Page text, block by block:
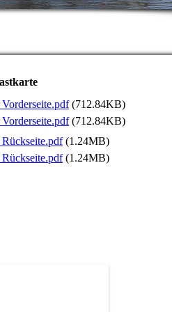
(712.84KB)
(712.84KB)
(1.24MB)
(1.24MB)